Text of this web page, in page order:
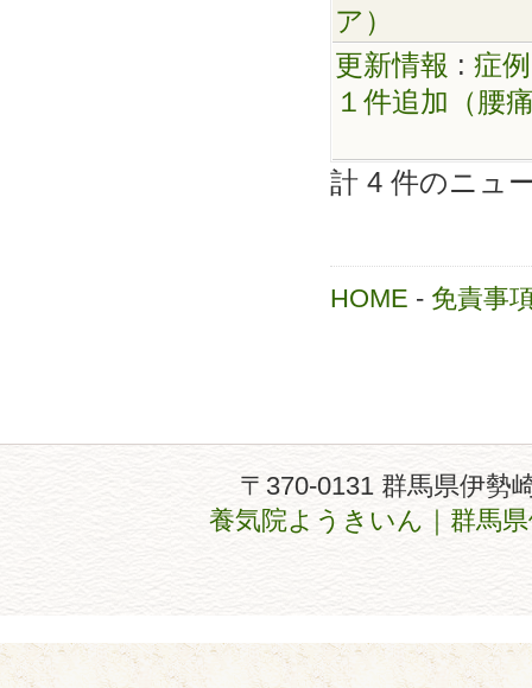
ア）
更新情報 : 症
１件追加（腰
計 4 件のニュ
HOME - 免責事
〒370-0131 群馬県伊勢
養気院ようきいん｜群馬